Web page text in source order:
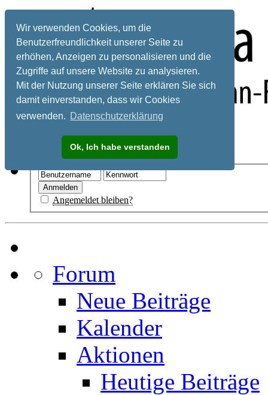
Wir verwenden Cookies, um die
Benutzerfreundlichkeit unserer Seite zu
erhöhen, Anzeigen zu personalisieren und die
Zugriffe auf unsere Website zu analysieren.
Mit der Nutzung unserer Seite erklären Sie sich
damit einverstanden, dass wir Cookies
verwenden. Datenschutzerklärung
Ok, Ich habe verstanden
Registrieren
Angemeldet bleiben?
Forum
Neue Beiträge
Kalender
Aktionen
Heutige Beiträge